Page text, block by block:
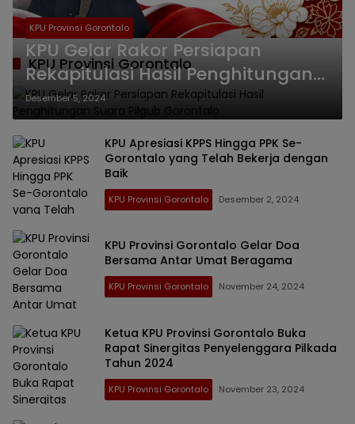
KPU Provinsi Gorontalo
KPU Provinsi Gorontalo
KPU Gelar Rakor Persiapan
Rekapitulasi Hasil Penghitungan
Suara Pilgub Gorontalo
Desember 5, 2024
KPU Apresiasi KPPS Hingga PPK Se-
Gorontalo yang Telah Bekerja dengan
Baik
KPU Provinsi Gorontalo Desember 2, 2024
KPU Provinsi Gorontalo Gelar Doa
Bersama Antar Umat Beragama
KPU Provinsi Gorontalo November 24, 2024
Ketua KPU Provinsi Gorontalo Buka
Rapat Sinergitas Penyelenggara Pilkada
Tahun 2024
KPU Provinsi Gorontalo November 23, 2024